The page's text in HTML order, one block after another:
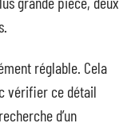
réglable. Cela
vérifier ce détail
d’un